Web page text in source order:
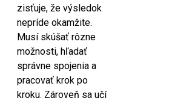
zisťuje, že výsledok
nepríde okamžite.
Musí skúšať rôzne
možnosti, hľadať
správne spojenia a
pracovať krok po
kroku. Zároveň sa učí